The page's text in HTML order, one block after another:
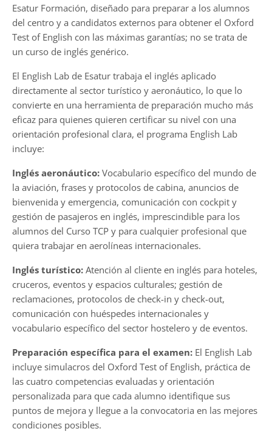
Esatur Formación, diseñado para preparar a los alumnos
del centro y a candidatos externos para obtener el Oxford
Test of English con las máximas garantías; no se trata de
un curso de inglés genérico.
El English Lab de Esatur trabaja el inglés aplicado
directamente al sector turístico y aeronáutico, lo que lo
convierte en una herramienta de preparación mucho más
eficaz para quienes quieren certificar su nivel con una
orientación profesional clara, el programa English Lab
incluye:
Inglés aeronáutico: Vocabulario específico del mundo de
la aviación, frases y protocolos de cabina, anuncios de
bienvenida y emergencia, comunicación con cockpit y
gestión de pasajeros en inglés, imprescindible para los
alumnos del Curso TCP y para cualquier profesional que
quiera trabajar en aerolíneas internacionales.
Inglés turístico: Atención al cliente en inglés para hoteles,
cruceros, eventos y espacios culturales; gestión de
reclamaciones, protocolos de check-in y check-out,
comunicación con huéspedes internacionales y
vocabulario específico del sector hostelero y de eventos.
Preparación específica para el examen: El English Lab
incluye simulacros del Oxford Test of English, práctica de
las cuatro competencias evaluadas y orientación
personalizada para que cada alumno identifique sus
puntos de mejora y llegue a la convocatoria en las mejores
condiciones posibles.